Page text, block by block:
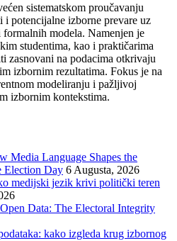
sistematskom proučavanju
i potencijalne izborne prevare uz
modela. Namenjen je
studentima, kao i praktičarima
zasnovani na podacima otkrivaju
izbornim rezultatima. Fokus je na
modeliranju i pažljivoj
izbornim kontekstima.
Media Language Shapes the
Election Day 6 Augusta, 2026
medijski jezik krivi politički teren
Data: The Electoral Integrity
kako izgleda krug izbornog